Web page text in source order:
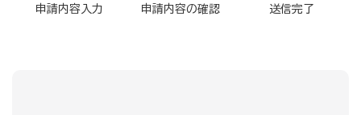
申請内容入力 申請内容の確認 送信完了